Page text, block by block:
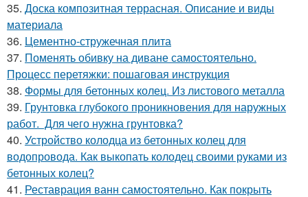
35. Доска композитная террасная. Описание и виды
материала
36. Цементно-стружечная плита
37. Поменять обивку на диване самостоятельно.
Процесс перетяжки: пошаговая инструкция
38. Формы для бетонных колец. Из листового металла
39. Грунтовка глубокого проникновения для наружных
работ. Для чего нужна грунтовка?
40. Устройство колодца из бетонных колец для
водопровода. Как выкопать колодец своими руками из
бетонных колец?
41. Реставрация ванн самостоятельно. Как покрыть